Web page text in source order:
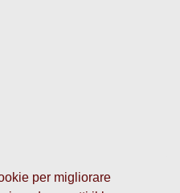
per migliorare